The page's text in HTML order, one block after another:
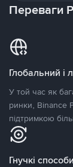
Переваги
Глобальний і
У той час як
ринки, Binance
підтримкою
Гнучкі